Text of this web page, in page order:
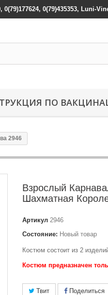
0(79)435353, Luni-
ПО
2946
Взрослый
Шахматная
Артикул 2946
Состояние: Новый товар
Костюм состоит из 2
Костюм предназначен
Твит Поделиться